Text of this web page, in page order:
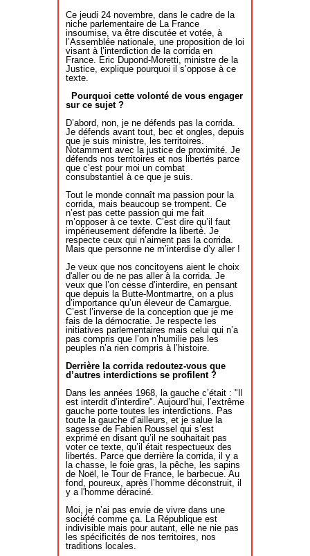
Taurins de Nîmes et du Gard,
prendront toutes les initiatives pour
favoriser, dans cette période et au vu
de l’évolution des débats, un large
rassemblement dans notre
département et au-delà dans les
régions taurines pour s’opposer à cette
agression contre la corrida.
Ce jeudi 24 novembre, dans le cadre de la
niche parlementaire de La France
insoumise, va être discutée et votée, à
l’Assemblée nationale, une proposition de loi
visant à l’interdiction de la corrida en
France. Éric Dupond-Moretti, ministre de la
Justice, explique pourquoi il s’oppose à ce
texte.
Pourquoi cette volonté de vous engager
sur ce sujet ?
D’abord, non, je ne défends pas la corrida.
Je défends avant tout, bec et ongles, depuis
que je suis ministre, les territoires.
Notamment avec la justice de proximité. Je
défends nos territoires et nos libertés parce
que c’est pour moi un combat
consubstantiel à ce que je suis.
Tout le monde connaît ma passion pour la
corrida, mais beaucoup se trompent. Ce
n’est pas cette passion qui me fait
m’opposer à ce texte. C’est dire qu’il faut
impérieusement défendre la liberté. Je
respecte ceux qui n’aiment pas la corrida.
Mais que personne ne m’interdise d’y aller !
Je veux que nos concitoyens aient le choix
d'aller ou de ne pas aller à la corrida. Je
veux que l’on cesse d’interdire, en pensant
que depuis la Butte-Montmartre, on a plus
d’importance qu’un éleveur de Camargue.
C’est l’inverse de la conception que je me
fais de la démocratie. Je respecte les
initiatives parlementaires mais celui qui n’a
pas compris que l’on n’humilie pas les
peuples n’a rien compris à l’histoire.
Derrière la corrida redoutez-vous que
d’autres interdictions se profilent ?
Dans les années 1968, la gauche c’était : "Il
est interdit d’interdire". Aujourd’hui, l’extrême
gauche porte toutes les interdictions. Pas
toute la gauche d’ailleurs, et je salue la
sagesse de Fabien Roussel qui s’est
exprimé en disant qu’il ne souhaitait pas
voter ce texte, qu’il était respectueux des
libertés. Parce que derrière la corrida, il y a
la chasse, le foie gras, la pêche, les sapins
de Noël, le Tour de France, le barbecue. Au
fond, poureux, après l’homme déconstruit, il
y a l'homme déraciné.
Moi, je n’ai pas envie de vivre dans une
société comme ça. La République est
indivisible mais pour autant, elle ne nie pas
les spécificités de nos territoires, nos
traditions locales.